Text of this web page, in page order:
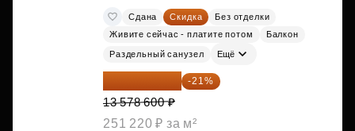
Сдана Скидка
Без отделки
Живите сейчас - платите потом
Балкон
Раздельный санузел Ещё
10 727 094 ₽ -21%
13 578 600 ₽
251 220 ₽ за м²